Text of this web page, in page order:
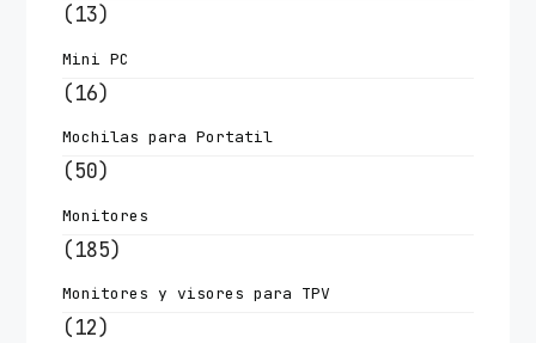
(13)
Mini PC
(16)
Mochilas para Portatil
(50)
Monitores
(185)
Monitores y visores para TPV
(12)